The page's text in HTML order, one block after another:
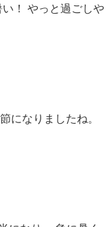
！ やっと過ごしや
になりましたね。